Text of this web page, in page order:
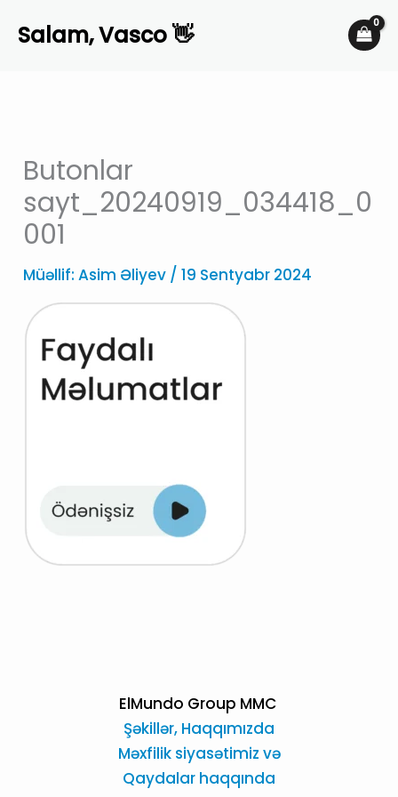
Salam, Vasco 👋
Butonlar
sayt_20240919_034418_0
001
Müəllif:Asim Əliyev /19 Sentyabr 2024
ElMundo Group MMC
Şəkillər, Haqqımızda
Məxfilik siyasətimiz və
Qaydalar haqqında